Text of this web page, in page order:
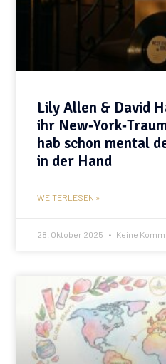
Lily Allen & David
ihr
hab schon mental
in der Hand
WEITERLESEN »
28. Oktober 2025 Keine